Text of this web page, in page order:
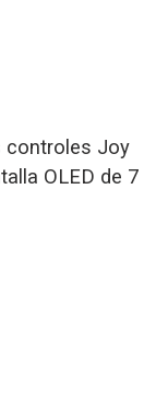
controles Joy
OLED de 7